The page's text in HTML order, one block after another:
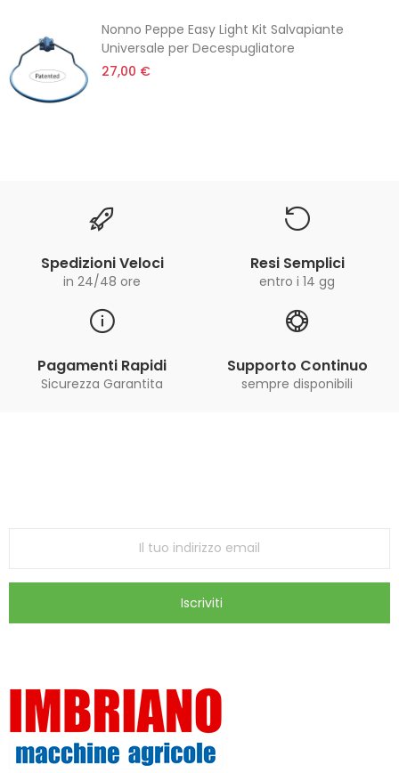
Nonno Peppe Easy Light Kit Salvapiante
Universale per Decespugliatore
27,00 €
Spedizioni Veloci
in 24/48 ore
Resi Semplici
entro i 14 gg
Pagamenti Rapidi
Sicurezza Garantita
Supporto Continuo
sempre disponibili
Iscriviti